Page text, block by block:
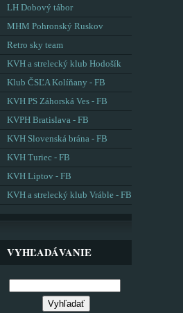
LH Dobový tábor
MHM Pohronský Ruskov
Retro sky team
KVH a strelecký klub Hodošík
Klub ČSĽA Kolíňany - FB
KVH PS Záhorská Ves - FB
KVPH Bratislava - FB
KVH Slovenská brána - FB
KVH Turiec - FB
KVH Liptov - FB
KVH a strelecký klub Vráble - FB
VYHĽADÁVANIE